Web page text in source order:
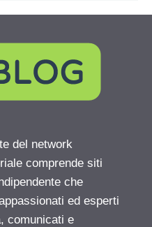
del network
comprende siti
che
ed esperti
comunicati e